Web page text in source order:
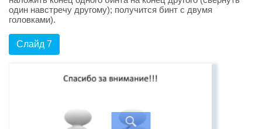
один навстречу другому); получится бинт с двумя
головками).
Слайд 7